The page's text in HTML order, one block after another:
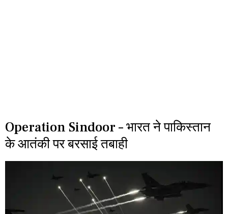
Operation Sindoor – भारत ने पाकिस्तान
के आतंकी पर बरसाई तबाही